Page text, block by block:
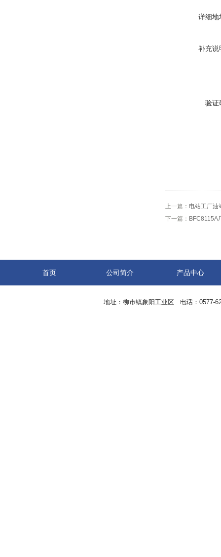
详细地
补充说
验证
上一篇： 电站工厂油
下一篇： BFC8115A
首页 公司简介 产品中心
地址：柳市镇象阳工业区 电话：0577-